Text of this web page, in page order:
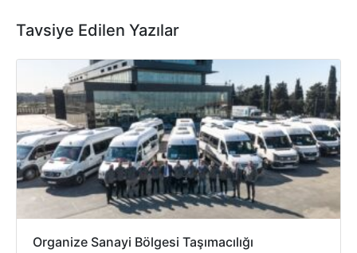
Tavsiye Edilen Yazılar
Organize Sanayi Bölgesi Taşımacılığı